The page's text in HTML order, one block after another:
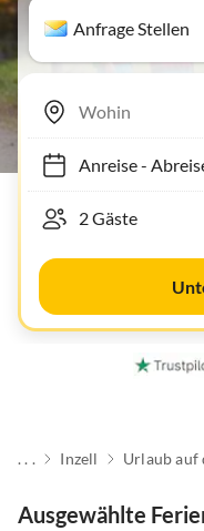
Anfrage Stellen
Anreise- Abreise
. . . Inzell Urlaub auf
Ausgewählte